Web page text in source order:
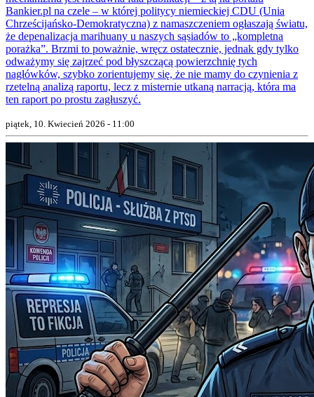
Bankier.pl na czele – w której politycy niemieckiej CDU (Unia
Chrześcijańsko-Demokratyczna) z namaszczeniem ogłaszają światu,
że depenalizacja marihuany u naszych sąsiadów to „kompletna
porażka”. Brzmi to poważnie, wręcz ostatecznie, jednak gdy tylko
odważymy się zajrzeć pod błyszczącą powierzchnię tych
nagłówków, szybko zorientujemy się, że nie mamy do czynienia z
rzetelną analizą raportu, lecz z misternie utkaną narracją, która ma
ten raport po prostu zagłuszyć.
piątek, 10. Kwiecień 2026 - 11:00